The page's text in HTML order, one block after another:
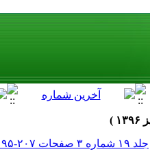
جلد ۱۹ شماره ۳ صفحات ۲۰۷-۱۹۵